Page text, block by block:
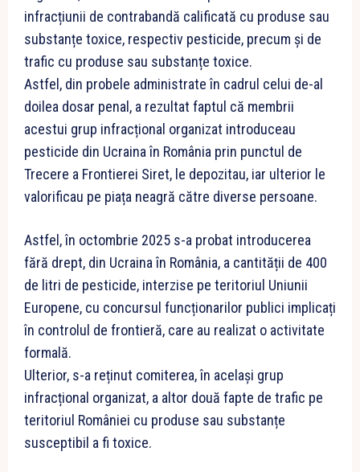
infracțiunii de contrabandă calificată cu produse sau
substanțe toxice, respectiv pesticide, precum și de
trafic cu produse sau substanțe toxice.
Astfel, din probele administrate în cadrul celui de-al
doilea dosar penal, a rezultat faptul că membrii
acestui grup infracțional organizat introduceau
pesticide din Ucraina în România prin punctul de
Trecere a Frontierei Siret, le depozitau, iar ulterior le
valorificau pe piața neagră către diverse persoane.
Astfel, în octombrie 2025 s-a probat introducerea
fără drept, din Ucraina în România, a cantității de 400
de litri de pesticide, interzise pe teritoriul Uniunii
Europene, cu concursul funcționarilor publici implicați
în controlul de frontieră, care au realizat o activitate
formală.
Ulterior, s-a reținut comiterea, în același grup
infracțional organizat, a altor două fapte de trafic pe
teritoriul României cu produse sau substanțe
susceptibil a fi toxice.